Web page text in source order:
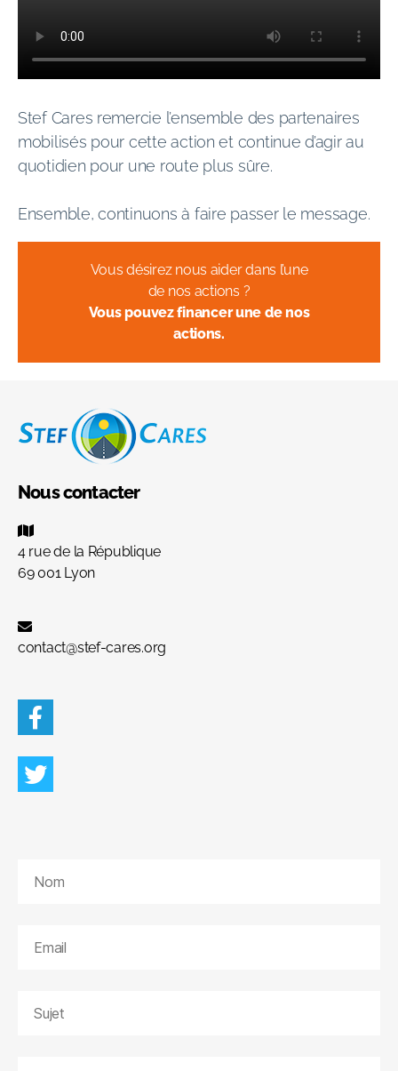
Stef Cares remercie l’ensemble des partenaires
mobilisés pour cette action et continue d’agir au
quotidien pour une route plus sûre.
Ensemble, continuons à faire passer le message.
Vous désirez nous aider dans l’une
de nos actions ?
Vous pouvez financer une de nos
actions.
Nous contacter
4 rue de la République
69 001 Lyon
contact@stef-cares.org